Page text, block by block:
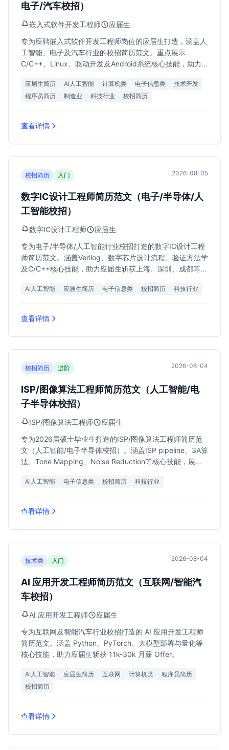
电子/汽车校招）
嵌入式软件开发工程师
应届生
专为应聘嵌入式软件开发工程师岗位的应届生打造，涵盖人
工智能、电子及汽车行业的校招简历范文。重点展示
C/C++、Linux、驱动开发及Android系统核心技能，助力
应届生简历 AI人工智能 计算机类 电子信息类
技术开发
程序员简历
制造业 科技行业 校招简历
查看详情
校招简历 入门 2026-08-05
数字IC设计工程师简历范文（电子/半导体/人
工智能校招）
数字IC设计工程师
应届生
专为电子/半导体/人工智能行业校招打造的数字IC设计工程
师简历范文。涵盖Verilog、数字芯片设计流程、验证方法学
及C/C++核心技能，助力应届生斩获上海、深圳、成都等地
AI人工智能 应届生简历 电子信息类 校招简历 科技行业
查看详情
校招简历 进阶 2026-08-04
ISP/图像算法工程师简历范文（人工智能/电
子半导体校招）
ISP/图像算法工程师
应届生
专为2026届硕士毕业生打造的ISP/图像算法工程师简历范
文（人工智能/电子半导体校招）。涵盖ISP pipeline、3A算
法、Tone Mapping、Noise Reduction等核心技能，展示
高薪Offer。
AI人工智能 电子信息类 校招简历 科技行业
查看详情
技术类 入门 2026-08-04
AI 应用开发工程师简历范文（互联网/智能汽
车校招）
AI 应用开发工程师
应届生
专为互联网及智能汽车行业校招打造的 AI 应用开发工程师
简历范文。涵盖 Python、PyTorch、大模型部署与量化等
核心技能，助力应届生斩获 11k-30k 月薪 Offer。
AI人工智能 应届生简历 互联网 计算机类
程序员简历
校招简历
查看详情